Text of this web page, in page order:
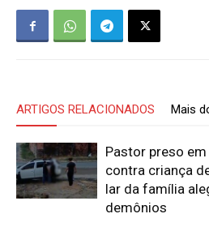
ARTIGOS RELACIONADOS Mais
Pastor preso
contra criança
lar da família
demônios